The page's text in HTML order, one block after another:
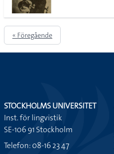
« Föregående
STOCKHOLMS UNIVERSITET
Inst. för lingvistik
SE-106 91 Stockholm
Telefon: 08-16 23 47